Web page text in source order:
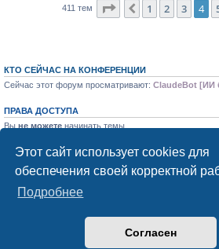
Этот сайт использует cookies для
обеспечения своей корректной
Подробнее
Согласен
411 тем Страница из
Пред.
1 2 3 4
КТО СЕЙЧАС НА КОНФЕРЕНЦИИ
Сейчас этот форум просматривают: ClaudeBot [ИИ
ПРАВА ДОСТУПА
Вы не можете начинать темы
Выне можетередактировать свои сообщения
Выне можетеудалять свои сообщения
Выне можетедобавлять вложения
Форум «Весь Крым»
Создано на основе phpBB® Forum
Конфиденциальность